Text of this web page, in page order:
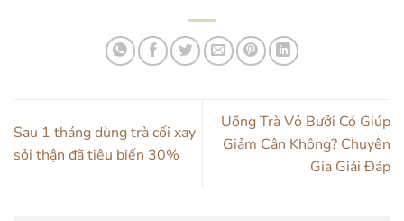
Sau 1 tháng dùng trà cối xay
sỏi thận đã tiêu biến 30%
Uống Trà Vỏ Bưởi Có Giúp
Giảm Cân Không? Chuyên
Gia Giải Đáp